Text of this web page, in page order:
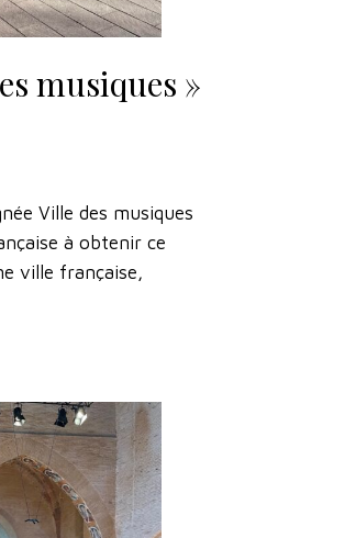
musiques »
Ville des musiques
à obtenir ce
ville française,